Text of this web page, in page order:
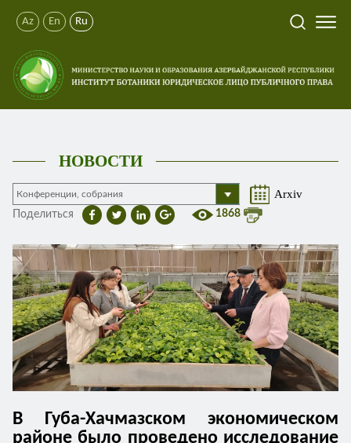
Az En Ru
НОВОСТИ
Arxiv
Поделиться 1868
В Губа-Хачмазском экономическом
районе было проведено исследование